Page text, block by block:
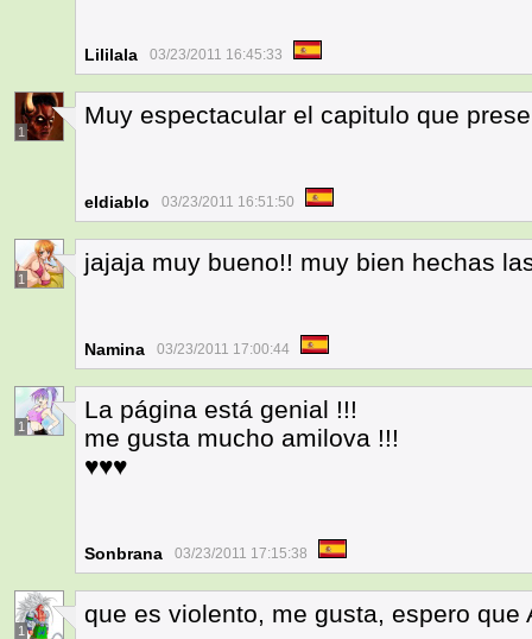
Lililala 03/23/2011 16:45:33
1
Muy espectacular el capitulo que
eldiablo 03/23/2011 16:51:50
1
jajaja muy bueno!! muy bien hechas
Namina 03/23/2011 17:00:44
1
La página está genial !!!
me gusta mucho amilova !!!
♥♥♥
Sonbrana 03/23/2011 17:15:38
1
que es violento, me gusta, espero que